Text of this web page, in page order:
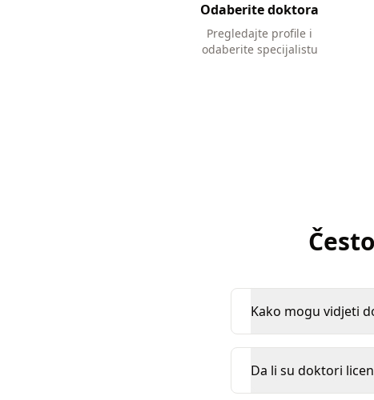
Odaberite doktora
Pregledajte profile i
odaberite specijalistu
Kako mogu vidjeti
Da li su doktori